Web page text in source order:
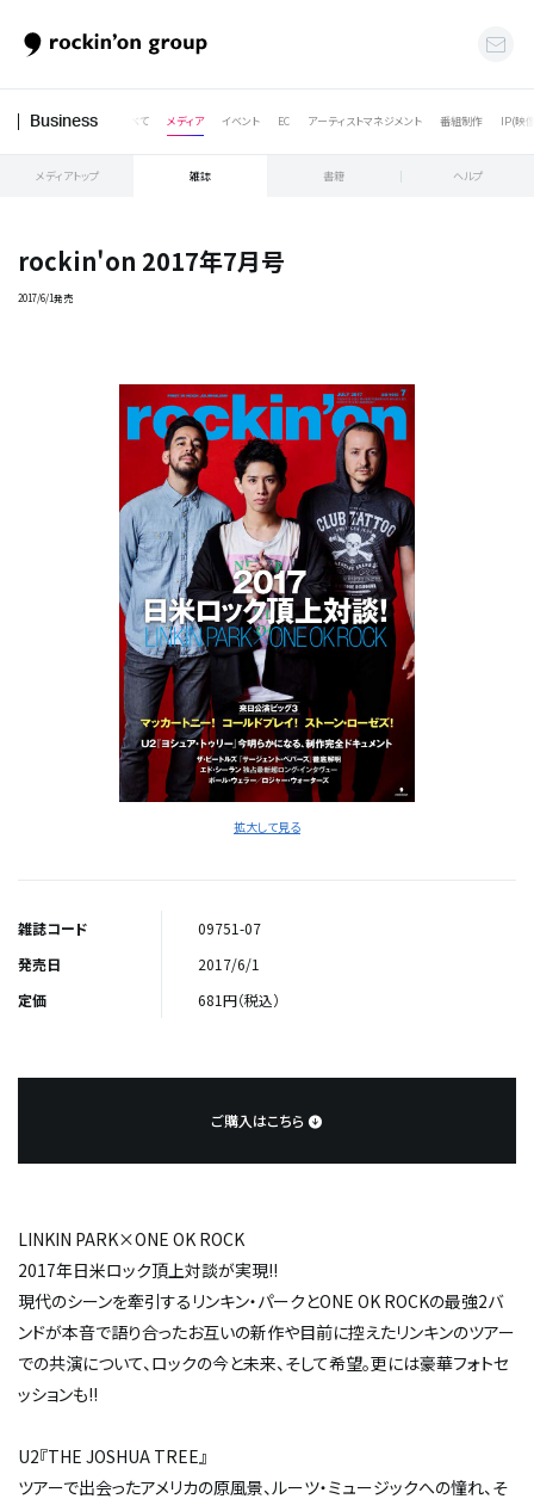
Business すべて メディア イベント EC アーティストマネジメント 番組制作 IP(映
メディアトップ 雑誌 書籍 ヘルプ
rockin'on 2017年7月号
2017/6/1発売
拡大して見る
雑誌コード
09751-07
発売日
2017/6/1
定価
681円（税込）
ご購入はこちら
LINKIN PARK×ONE OK ROCK
2017年日米ロック頂上対談が実現!!
現代のシーンを牽引するリンキン・パークとONE OK ROCKの最強2バ
ンドが本音で語り合った――お互いの新作や目前に控えたリンキンのツアー
での共演について、ロックの今と未来、そして希望。更には豪華フォトセ
ッションも!!
U2『THE JOSHUA TREE』
ツアーで出会ったアメリカの原風景、ルーツ・ミュージックへの憧れ、そ